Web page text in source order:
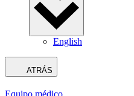
English
ATRÁS
Equipo médico